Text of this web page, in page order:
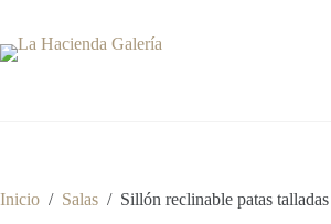
contenido
Inicio / Salas / Sillón reclinable patas talladas